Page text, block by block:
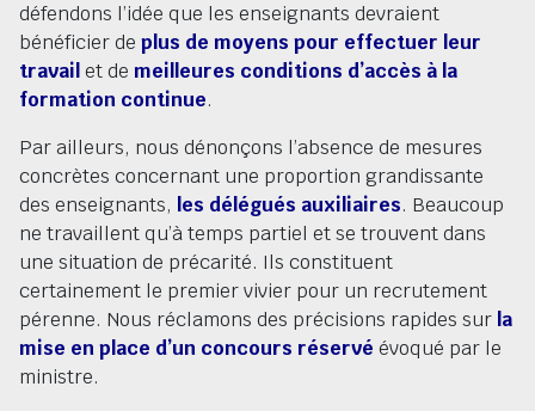
défendons l’idée que les enseignants devraient
bénéficier de plus de moyens pour effectuer leur
travail et de meilleures conditions d’accès à la
formation continue.
Par ailleurs, nous dénonçons l’absence de mesures
concrètes concernant une proportion grandissante
des enseignants, les délégués auxiliaires. Beaucoup
ne travaillent qu’à temps partiel et se trouvent dans
une situation de précarité. Ils constituent
certainement le premier vivier pour un recrutement
pérenne. Nous réclamons des précisions rapides sur la
mise en place d’un concours réservé évoqué par le
ministre.